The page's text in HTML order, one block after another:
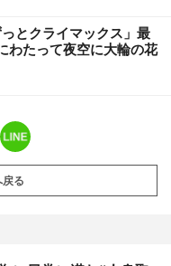
っとクライマックス」最
たって夜空に大輪の花
る